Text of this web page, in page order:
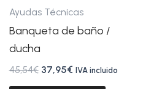
Ayudas Técnicas
Banqueta de baño /
ducha
45,54€ 37,95€ IVA incluido